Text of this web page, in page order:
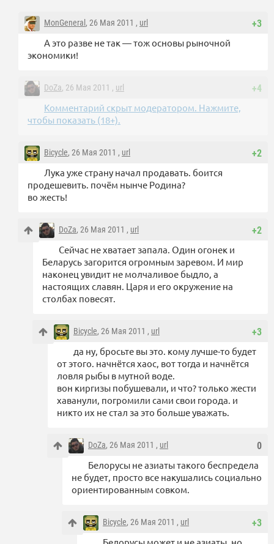
+3
MonGeneral , 26 Мая 2011 , url
А это разве не так — тож основы рыночной
экономики!
+4
DoZa, 26 Мая 2011 , url
Комментарий скрыт модератором. Нажмите,
чтобы показать (18+).
+2
Bicycle, 26 Мая 2011 , url
Лука уже страну начал продавать. боится
продешевить. почём нынче Родина?
во жесть!
+2
DoZa, 26 Мая 2011 , url
Сейчас не хватает запала. Один огонек и
Беларусь загорится огромным заревом. И мир
наконец увидит не молчаливое быдло, а
настоящих славян. Царя и его окружение на
столбах повесят.
+3
Bicycle, 26 Мая 2011 , url
да ну, бросьте вы это. кому лучше-то будет
от этого. начнётся хаос, вот тогда и начнётся
ловля рыбы в мутной воде.
вон киргизы побушевали, и что? только жести
хаванули, погромили сами свои города. и
никто их не стал за это больше уважать.
0
DoZa, 26 Мая 2011 , url
Белорусы не азиаты такого беспредела
не будет, просто все накушались социально
ориентированным совком.
+3
Bicycle, 26 Мая 2011 , url